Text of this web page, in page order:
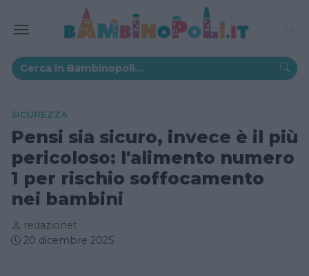
SICUREZZA
Pensi sia sicuro, invece è il più
pericoloso: l'alimento numero
1 per rischio soffocamento
nei bambini
redazionet
20 dicembre 2025